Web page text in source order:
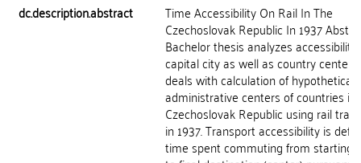
dc.description.abstract
Time Accessibility On Rail In The
Czechoslovak Republic In 1937
Bachelor thesis analyzes
capital city as well as country
deals with calculation of hypothetical
administrative centers of countries in
Czechoslovak Republic using rail
in 1937. Transport accessibility is
time spent commuting from starting